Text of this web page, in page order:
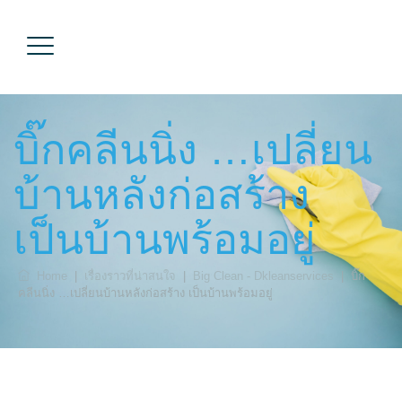
บิ๊กคลีนนิ่ง …เปลี่ยน
บ้านหลังก่อสร้าง
เป็นบ้านพร้อมอยู่
Home เรื่องราวที่น่าสนใจ Big Clean - Dkleanservices
บิ๊ก
คลีนนิ่ง …เปลี่ยนบ้านหลังก่อสร้าง เป็นบ้านพร้อมอยู่